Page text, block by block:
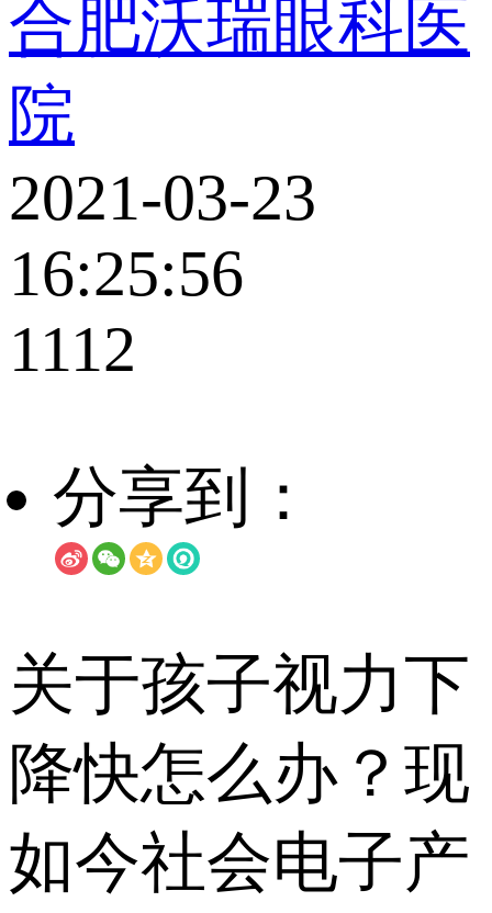
合肥沃瑞眼科医
院
2021-03-23
16:25:56
1112
分享到：
关于孩子视力下
降快怎么办？现
如今社会电子产